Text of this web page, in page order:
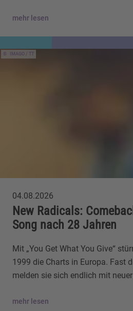
mehr lesen
IMAGO / TT
04.08.2026
New Radicals:
Song nach 28 Jahren
Mit „You Get What You Give“
1999 die Charts in Europa. Fast
melden sie sich endlich mit
mehr lesen